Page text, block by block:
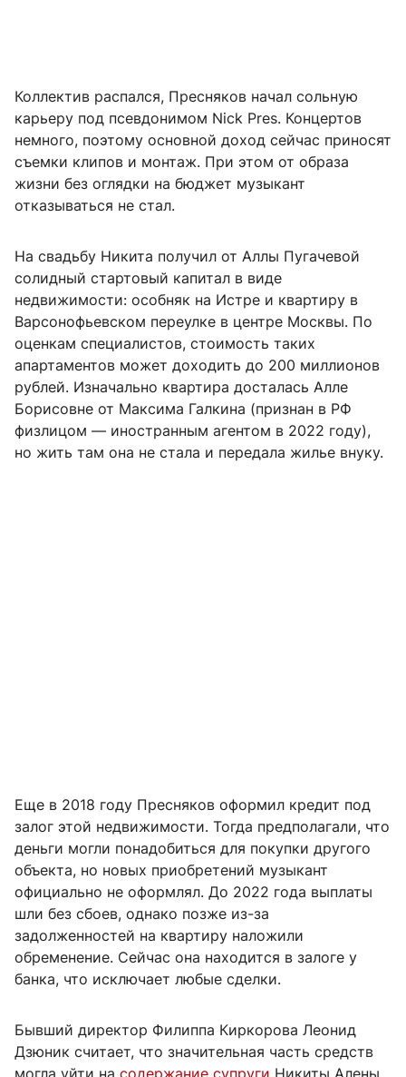
Коллектив распался, Пресняков начал сольную
карьеру под псевдонимом Nick Pres. Концертов
немного, поэтому основной доход сейчас приносят
съемки клипов и монтаж. При этом от образа
жизни без оглядки на бюджет музыкант
отказываться не стал.
На свадьбу Никита получил от Аллы Пугачевой
солидный стартовый капитал в виде
недвижимости: особняк на Истре и квартиру в
Варсонофьевском переулке в центре Москвы. По
оценкам специалистов, стоимость таких
апартаментов может доходить до 200 миллионов
рублей. Изначально квартира досталась Алле
Борисовне от Максима Галкина (признан в РФ
физлицом — иностранным агентом в 2022 году),
но жить там она не стала и передала жилье внуку.
Еще в 2018 году Пресняков оформил кредит под
залог этой недвижимости. Тогда предполагали, что
деньги могли понадобиться для покупки другого
объекта, но новых приобретений музыкант
официально не оформлял. До 2022 года выплаты
шли без сбоев, однако позже из-за
задолженностей на квартиру наложили
обременение. Сейчас она находится в залоге у
банка, что исключает любые сделки.
Бывший директор Филиппа Киркорова Леонид
Дзюник считает, что значительная часть средств